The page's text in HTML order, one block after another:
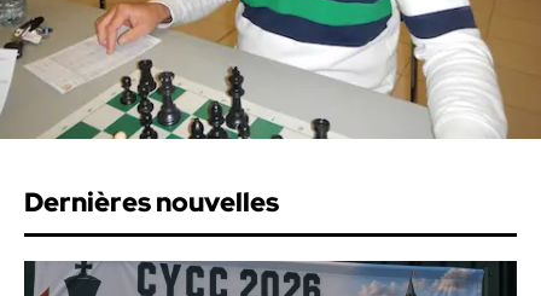
Dernières nouvelles